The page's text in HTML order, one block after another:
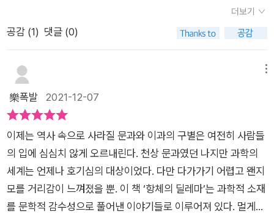
인간들을 모두 없애고, 다시 시작하는 깨끗한 세상을 만든다는 설
정과 성서의 '아담과 이브'로 시작하는 새로운 세상을 연다는 설
정으로 본다면 '가능성'이라 여길만하다. 그런데, 결국 이 작품에
서의 아담은 인조인간 아닌가? 인간이 스스로 지키지 못한 세상
있을까 하는 의문이 든다. ​그래서 다음 작품들도 읽어봤다. <반
달을 살아도>라는 작품이었다.오염된 지구에서 대피하여 우주에
서 살아가는 아이와 베이비 시터 역할을 맡은 로봇 개의 이야기도
'항체의 딜레마'와 같은 작가의 신작이다. 여기선 새로운 행성을
찾으려던 노력이 수포로 돌아가고, 우주선에서 폭동이 일어나 가
까스로 탈출한 아이와 로봇 개가 도달한 곳은 다름 아닌 지구. 그
리고 이렇게 우주로 신호를 보낸다.정착 행성을 찾았다. 반복한
한다. 바이러스, 인공지능에 대한 우리의 시선이 앞으로 미래를
결정할 중요한 사실임을 깨닫게 한다. 이번에도 임서진 작가의
을 떠도는 미래로 설정하였고, 결국 지구가 다시 희망의 땅이 된
다. 로봇 강아지 ‘에피’와 ‘기온’의 관계를 통해 미래사회에 새로
운 존재로 인간과 함께 살아갈 로봇에 대한 시각을 새롭게 고민하
게 된다. 소향 작가의 <달아래 세 사람>은 신윤복 그림 <월하
정인>의 월식 중이 달의 과학적 근거를 모티브로 달이 지구 그림
자에 가려지는 월식에 일어난 시간여행의 이야기이다. 돌아가신
아빠의 서재에서 발견한 미니어쳐 달항아리의 타입캡슐을 타고
조선의 시대로 간 은별이는 과학기술에 관심을 갖고 있는 홍 유생
을 만나서 겪는 이야기가 드라마같은 재미가 있다. 조윤영 작가
아이디어에 모두 재미있게 있었지만, 나도 신문을 통해 흥미롭게
접했던 신윤복의 월하정인에 대한 소향 작가의 '달아래 세사람'을
도로 지나갔는데 작가는 거기에 살을 붙이고 숨을 불어 넣어 멋진
작품으로 완성한 것이다. 역시!! 아이들도 작품 속에 녹아든 과학
을 보다 쉽게 받아들이고 흥미를 느끼며 나라면 어떻게 전개할까
더보기
공감 (1) 댓글 (0)
樂폭발 2021-12-07
이제는 역사 속으로 사라질 문과와 이과의 구별은 여전히 사람들
의 입에 심심치 않게 오르내린다. 천상 문과였던 나지만 과학의
세계는 언제나 호기심의 대상이었다. 다만 다가가기 어렵고 왠지
모를 거리감이 느껴졌을 뿐. 이 책 ‘항체의 딜레마’는 과학적 소재
를 문학적 감수성으로 풀어낸 이야기들로 이루어져 있다. 멀게만